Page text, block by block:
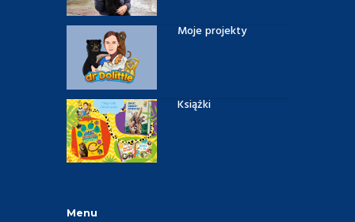
Moje projekty
Książki
Menu